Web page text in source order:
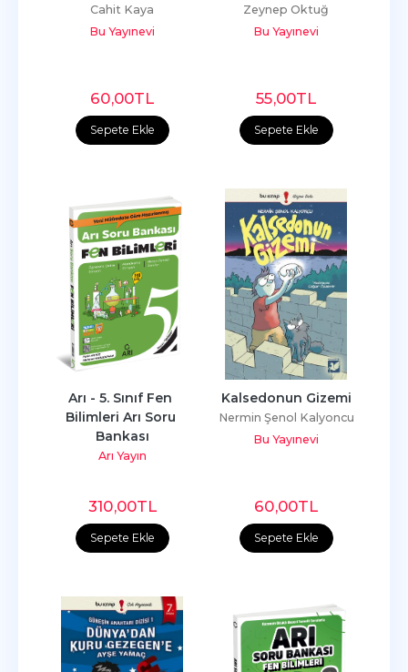
Sepete Ekle
Cahit Kaya
Bu Yayınevi
60,00TL
Sepete Ekle
Zeynep Oktuğ
Bu Yayınevi
55,00TL
Sepete Ekle
Arı - 5. Sınıf Fen
Bilimleri Arı Soru
Bankası
Arı Yayın
310,00TL
Sepete Ekle
Kalsedonun Gizemi
Nermin Şenol Kalyoncu
Bu Yayınevi
60,00TL